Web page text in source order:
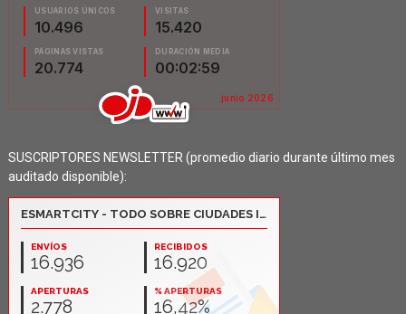
SUSCRIPTORES NEWSLETTER (promedio diario durante último mes
auditado disponible):